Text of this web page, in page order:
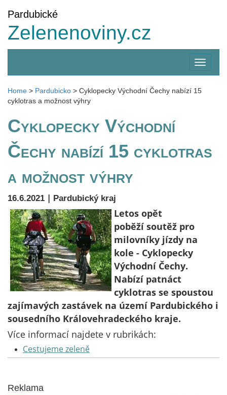
Pardubické
Zelenenoviny.cz
menu
Home > Pardubicko > Cyklopecky Východní Čechy nabízí 15
cyklotras a možnost výhry
Cyklopecky Východní
Čechy nabízí 15 cyklotras
a možnost výhry
16.6.2021 | Pardubický kraj
Letos opět
poběží soutěž pro
milovníky jízdy na
kole - Cyklopecky
Východní Čechy.
Nabízí patnáct
cyklotras se spoustou
zajímavých zastávek na území Pardubického i
sousedního Královehradeckého kraje.
Více informací najdete v rubrikách:
Cestujeme zeleně
Reklama